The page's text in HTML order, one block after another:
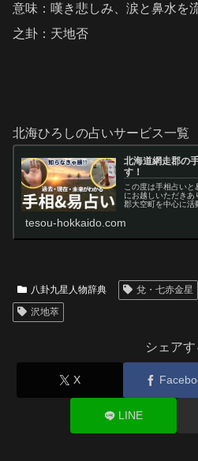
意味：嘆き悲しみ、涙と鼻水を
之卦：天地否
北海ひろしの占いサービス一覧
北海道網走郡の
す！
この度は手相占い
にお越しいただきあ
郡大空町を中心に活
での非対面占いを行
tesou-hokkaido.com
八卦九星人物辞典 兌・七赤金星
沢地萃
シェアす
X
LINE